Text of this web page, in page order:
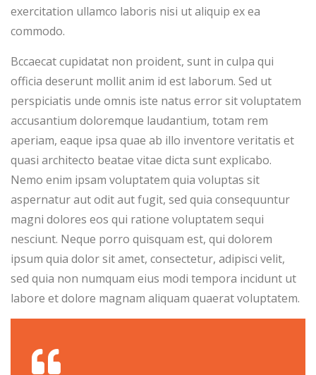
exercitation ullamco laboris nisi ut aliquip ex ea
commodo.
Bccaecat cupidatat non proident, sunt in culpa qui
officia deserunt mollit anim id est laborum. Sed ut
perspiciatis unde omnis iste natus error sit voluptatem
accusantium doloremque laudantium, totam rem
aperiam, eaque ipsa quae ab illo inventore veritatis et
quasi architecto beatae vitae dicta sunt explicabo.
Nemo enim ipsam voluptatem quia voluptas sit
aspernatur aut odit aut fugit, sed quia consequuntur
magni dolores eos qui ratione voluptatem sequi
nesciunt. Neque porro quisquam est, qui dolorem
ipsum quia dolor sit amet, consectetur, adipisci velit,
sed quia non numquam eius modi tempora incidunt ut
labore et dolore magnam aliquam quaerat voluptatem.